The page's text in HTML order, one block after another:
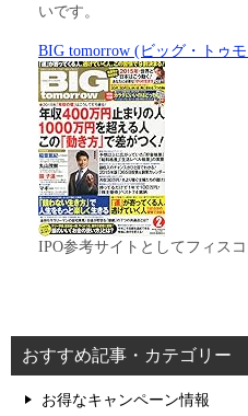
いです。
BIG tomorrow (ビッグ・トゥ
IPO参考サイトとしてフィス
おすすめ記事・カテゴリー
お得なキャンペーン情報